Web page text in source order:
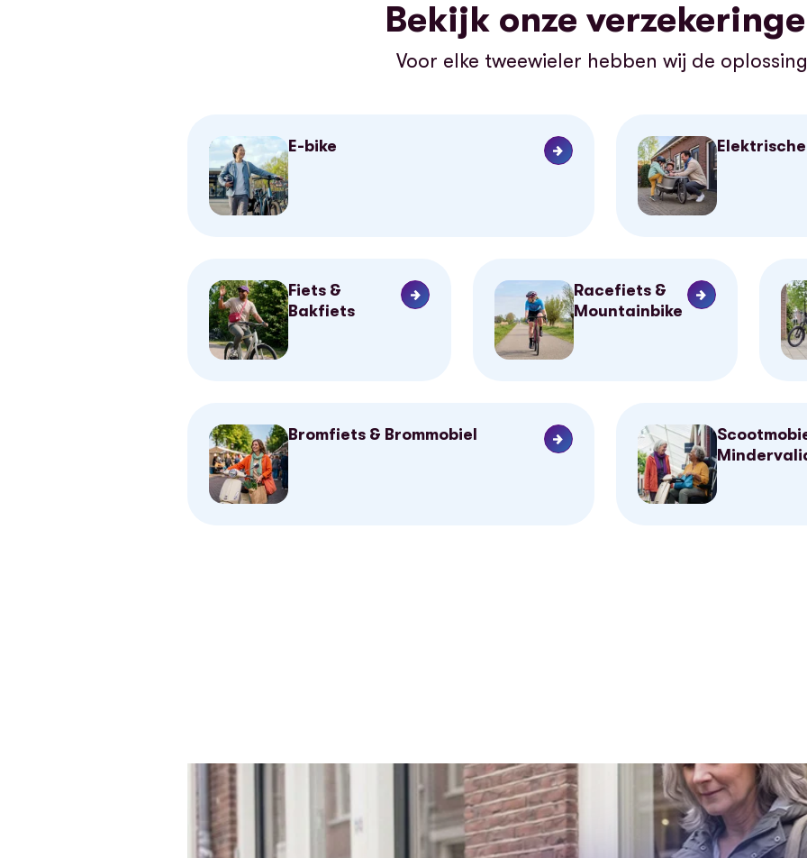
Bekijk onze
Voor elke tweewieler hebben wij de
E-bike
Fiets &
Bakfiets
Racefiets &
Mountainbike
Bromfiets & Brommobiel